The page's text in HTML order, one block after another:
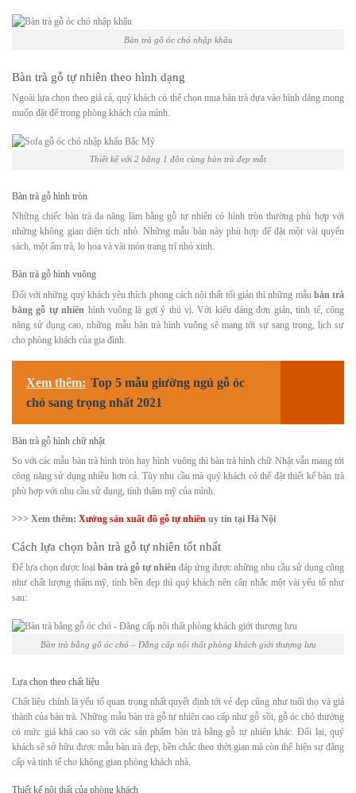
Bàn trà gỗ óc chó nhập khẩu
Bàn trà gỗ tự nhiên theo hình dạng
Ngoài lựa chọn theo giá cả, quý khách có thể chọn mua bàn trà dựa vào hình dáng mong
muốn đặt để trong phòng khách của mình.
Thiết kế với 2 băng 1 đôn cùng bàn trà đẹp mắt
Bàn trà gỗ hình tròn
Những chiếc bàn trà đa năng làm bằng gỗ tự nhiên có hình tròn thường phù hợp với
những không gian diện tích nhỏ. Những mẫu bàn này phù hợp để đặt một vài quyển
sách, một ấm trà, lọ hoa và vài món trang trí nhỏ xinh.
Bàn trà gỗ hình vuông
Đối với những quý khách yêu thích phong cách nội thất tối giản thì những mẫu bàn trà
bằng gỗ tự nhiên hình vuông là gợi ý thú vị. Với kiểu dáng đơn giản, tinh tế, công
năng sử dụng cao, những mẫu bàn trà hình vuông sẽ mang tới sự sang trọng, lịch sự
cho phòng khách của gia đình.
Xem thêm: Top 5 mẫu giường ngủ gỗ óc
chó sang trọng nhất 2021
Bàn trà gỗ hình chữ nhật
So với các mẫu bàn trà hình tròn hay hình vuông thì bàn trà hình chữ Nhật vẫn mang tới
công năng sử dụng nhiều hơn cả. Tùy nhu cầu mà quý khách có thể đặt thiết kế bàn trà
phù hợp với nhu cầu sử dụng, tính thẩm mỹ của mình.
>>> Xem thêm: Xưởng sản xuất đồ gỗ tự nhiên uy tín tại Hà Nội
Cách lựa chọn bàn trà gỗ tự nhiên tốt nhất
Để lựa chọn được loại bàn trà gỗ tự nhiên đáp ứng được những nhu cầu sử dụng cũng
như chất lượng thẩm mỹ, tính bền đẹp thì quý khách nên cân nhắc một vài yếu tố như
sau:
Bàn trà bằng gỗ óc chó – Đẳng cấp nội thất phòng khách giới thượng lưu
Lựa chọn theo chất liệu
Chất liệu chính là yếu tố quan trọng nhất quyết định tới vẻ đẹp cũng như tuổi thọ và giá
thành của bàn trà. Những mẫu bàn trà gỗ tự nhiên cao cấp như gỗ sồi, gỗ óc chó thường
có mức giá khá cao so với các sản phẩm bàn trà bằng gỗ tự nhiên khác. Đổi lại, quý
khách sẽ sở hữu được mẫu bàn trà đẹp, bền chắc theo thời gian mà còn thể hiện sự đẳng
cấp và tinh tế cho không gian phòng khách nhà.
Thiết kế nội thất của phòng khách